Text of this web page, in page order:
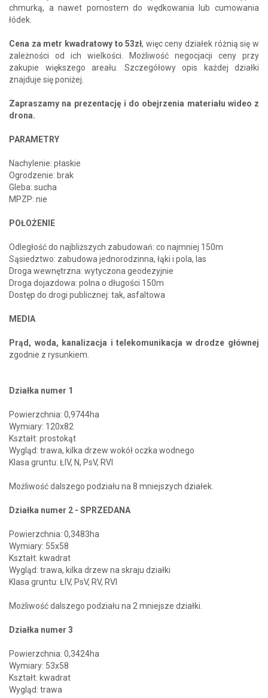
chmurką, a nawet pomostem do wędkowania lub cumowania
łódek.
Cena za metr kwadratowy to 53zł, więc ceny działek różnią się w
zależności od ich wielkości. Możliwość negocjacji ceny przy
zakupie większego areału. Szczegółowy opis każdej działki
znajduje się poniżej.
Zapraszamy na prezentację i do obejrzenia materiału wideo z
drona.
PARAMETRY
Nachylenie: płaskie
Ogrodzenie: brak
Gleba: sucha
MPZP: nie
POŁOŻENIE
Odległość do najbliższych zabudowań: co najmniej 150m
Sąsiedztwo: zabudowa jednorodzinna, łąki i pola, las
Droga wewnętrzna: wytyczona geodezyjnie
Droga dojazdowa: polna o długości 150m
Dostęp do drogi publicznej: tak, asfaltowa
MEDIA
Prąd, woda, kanalizacja i telekomunikacja w drodze głównej
zgodnie z rysunkiem.
Działka numer 1
Powierzchnia: 0,9744ha
Wymiary: 120x82
Kształt: prostokąt
Wygląd: trawa, kilka drzew wokół oczka wodnego
Klasa gruntu: ŁIV, N, PsV, RVI
Możliwość dalszego podziału na 8 mniejszych działek.
Działka numer 2 - SPRZEDANA
Powierzchnia: 0,3483ha
Wymiary: 55x58
Kształt: kwadrat
Wygląd: trawa, kilka drzew na skraju działki
Klasa gruntu: ŁIV, PsV, RV, RVI
Możliwość dalszego podziału na 2 mniejsze działki.
Działka numer 3
Powierzchnia: 0,3424ha
Wymiary: 53x58
Kształt: kwadrat
Wygląd: trawa